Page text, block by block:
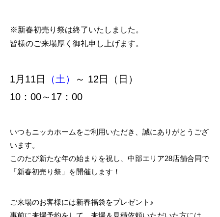
※新春初売り祭は終了いたしました。
皆様のご来場厚く御礼申し上げます。
1月11日 （土） ～ 12日
（日）
10：00～17：00
いつもニッカホームをご利用いただき、誠にありがとうござ
います。
このたび新たな年の始まりを祝し、中部エリア28店舗合同で
「新春初売り祭」を開催します！
ご来場のお客様には新春福袋をプレゼント♪
事前に来場予約をして、来場＆見積依頼いただいた方には、